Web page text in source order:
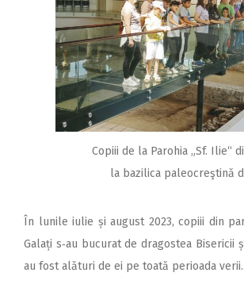
Copiii de la Parohia „Sf. Ilie“
la bazilica paleocreştină
În lunile iulie și august 2023, copiii din
Galați s‑au bucurat de dragostea Bisericii
au fost alături de ei pe toată perioada